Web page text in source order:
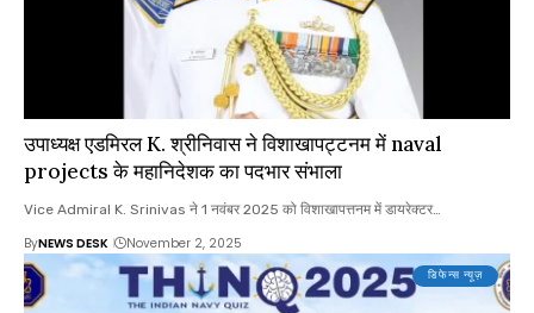
उपाध्यक्ष एडमिरल K. श्रीनिवास ने विशाखापट्टनम में naval
projects के महानिदेशक का पदभार संभाला
Vice Admiral K. Srinivas ने 1 नवंबर 2025 को विशाखापत्तनम में डायरेक्टर…
ByNEWS DESK November 2, 2025
डिफेन्स न्यूज़